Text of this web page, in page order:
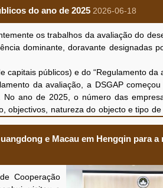
concreto dos
orientação
impulsionar
o apoio à
futuro das
do ano de 2025 2026-06-18
os trabalhos da avaliação do
dominante, doravante designadas
públicos) e do “Regulamento da
da avaliação, a DSGAP
ano de 2025, o número das
objectivos, natureza do objecto e tipo de
os indicadores da avaliação
e social, governação e
se basicamente estável,
bem-estar da população e construção
e Macau em Hengqin para a
Cooperação